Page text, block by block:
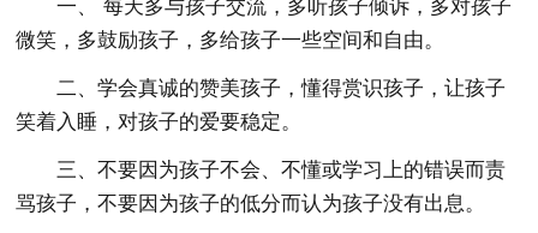
一、 每天多与孩子交流，多听孩子倾诉，多对孩子
微笑，多鼓励孩子，多给孩子一些空间和自由。
二、学会真诚的赞美孩子，懂得赏识孩子，让孩子
笑着入睡，对孩子的爱要稳定。
三、不要因为孩子不会、不懂或学习上的错误而责
骂孩子，不要因为孩子的低分而认为孩子没有出息。